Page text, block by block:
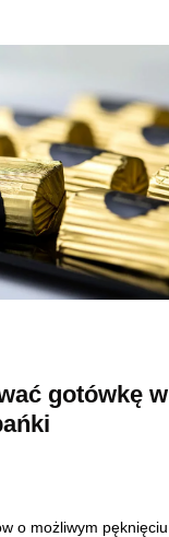
gotówkę w
o możliwym pęknięciu